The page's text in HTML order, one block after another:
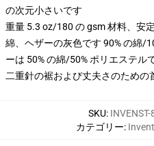
の次元小さいです
重量 5.3 oz/180 の gsm 材料、安
綿、ヘザーの灰色です 90% の綿/
ーは 50% の綿/50% ポリエステル
二重針の裾および丈夫さのための
SKU:
カテゴリー: